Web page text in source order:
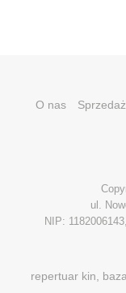
O nas
ul.
NIP:
repertuar kin,